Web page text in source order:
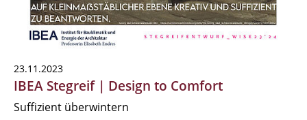
23.11.2023
IBEA Stegreif | Design to Comfort
Suffizient überwintern